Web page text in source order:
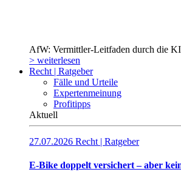
AfW: Vermittler-Leitfaden durch die
> weiterlesen
Recht | Ratgeber
Fälle und Urteile
Expertenmeinung
Profitipps
Aktuell
27.07.2026 Recht | Ratgeber
E-Bike doppelt versichert – aber